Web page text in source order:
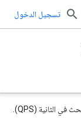
تسجيل الدخول
تبلغ الحصة التلقائية لطُرق Geocoding API v4‏ 25 طلب بحث في الثانية (QPS).